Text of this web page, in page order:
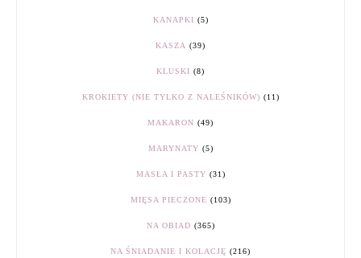
KANAPKI (5)
KASZA (39)
KLUSKI (8)
KROKIETY (NIE TYLKO Z NALEŚNIKÓW) (11)
MAKARON (49)
MARYNATY (5)
MASŁA I PASTY (31)
MIĘSA PIECZONE (103)
NA OBIAD (365)
NA ŚNIADANIE I KOLACJĘ (216)